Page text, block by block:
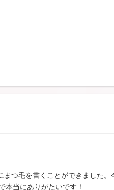
つ毛を書くことができました。
本当にありがたいです！